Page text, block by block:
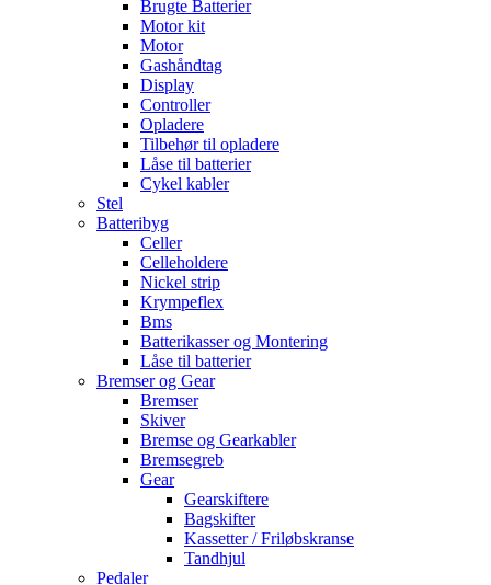
Brugte Batterier
Motor kit
Motor
Gashåndtag
Display
Controller
Opladere
Tilbehør til opladere
Låse til batterier
Cykel kabler
Stel
Batteribyg
Celler
Celleholdere
Nickel strip
Krympeflex
Bms
Batterikasser og Montering
Låse til batterier
Bremser og Gear
Bremser
Skiver
Bremse og Gearkabler
Bremsegreb
Gear
Gearskiftere
Bagskifter
Kassetter / Friløbskranse
Tandhjul
Pedaler